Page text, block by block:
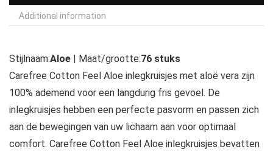
Additional information
Stijlnaam:Aloe | Maat/grootte:76 stuks
Carefree Cotton Feel Aloe inlegkruisjes met aloë vera zijn
100% ademend voor een langdurig fris gevoel. De
inlegkruisjes hebben een perfecte pasvorm en passen zich
aan de bewegingen van uw lichaam aan voor optimaal
comfort. Carefree Cotton Feel Aloe inlegkruisjes bevatten